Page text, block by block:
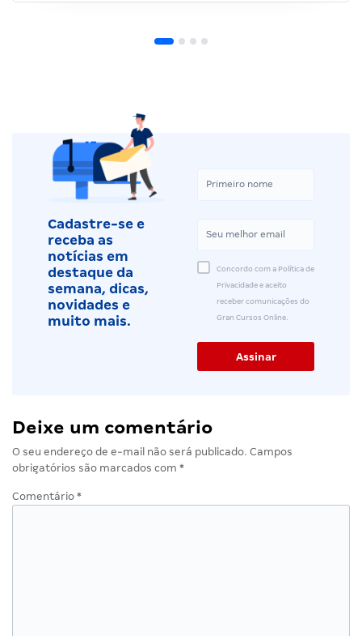
Cadastre-se e
receba as
notícias em
destaque da
semana, dicas,
novidades e
muito mais.
Concordo com a Política de
Privacidade e aceito
receber comunicações do
Gran Cursos Online.
Deixe um comentário
O seu endereço de e-mail não será publicado. Campos
obrigatórios são marcados com *
Comentário *